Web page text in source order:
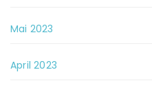
Mai 2023
April 2023